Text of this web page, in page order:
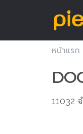
หน้าแรก
11032